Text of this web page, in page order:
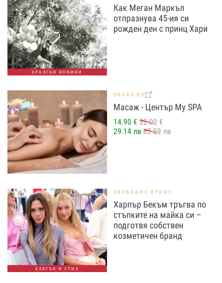
КРАЛСКИ НОВИНИ
Как Меган Маркъл
отпразнува 45-ия си
рожден ден с принц Хари
GRABO.BG
Масаж - Център My SPA
14.90 € 32.00 €
29.14 лв 62.59 лв
БЛЯСЪК И СТИЛ
СВОБОДНО ВРЕМЕ
Харпър Бекъм тръгва по
стъпките на майка си –
подготвя собствен
козметичен бранд